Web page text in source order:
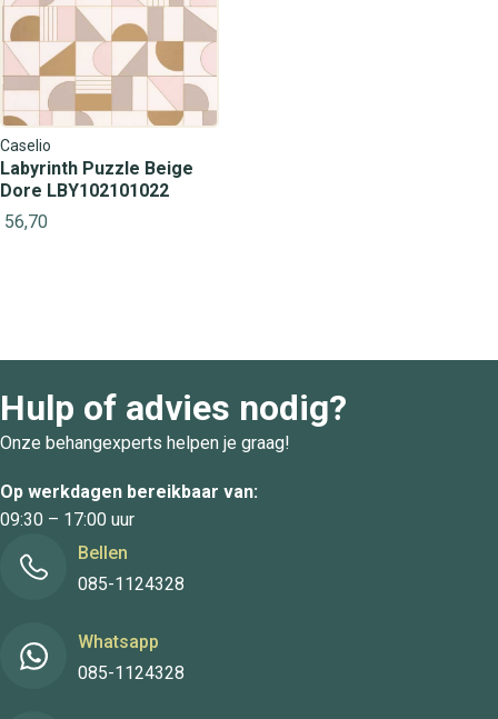
Caselio
Labyrinth Puzzle Beige
Dore LBY102101022
56,70
Hulp of advies nodig?
Onze behangexperts helpen je graag!
Op werkdagen bereikbaar van:
09:30 – 17:00 uur
Bellen
085-1124328
Whatsapp
085-1124328